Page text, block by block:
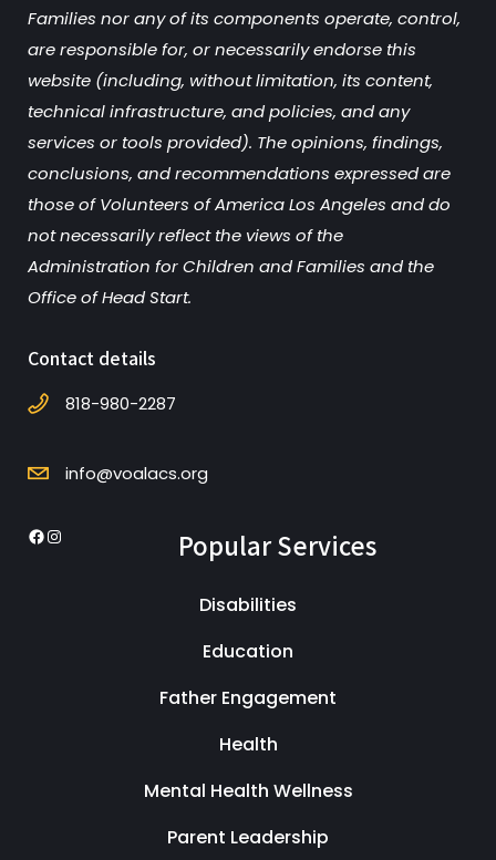
Families nor any of its components operate, control,
are responsible for, or necessarily endorse this
website (including, without limitation, its content,
technical infrastructure, and policies, and any
services or tools provided). The opinions, findings,
conclusions, and recommendations expressed are
those of Volunteers of America Los Angeles and do
not necessarily reflect the views of the
Administration for Children and Families and the
Office of Head Start.
Contact details
818-980-2287
info@voalacs.org
Facebook
Instagram Popular Services
Disabilities
Education
Father Engagement
Health
Mental Health Wellness
Parent Leadership